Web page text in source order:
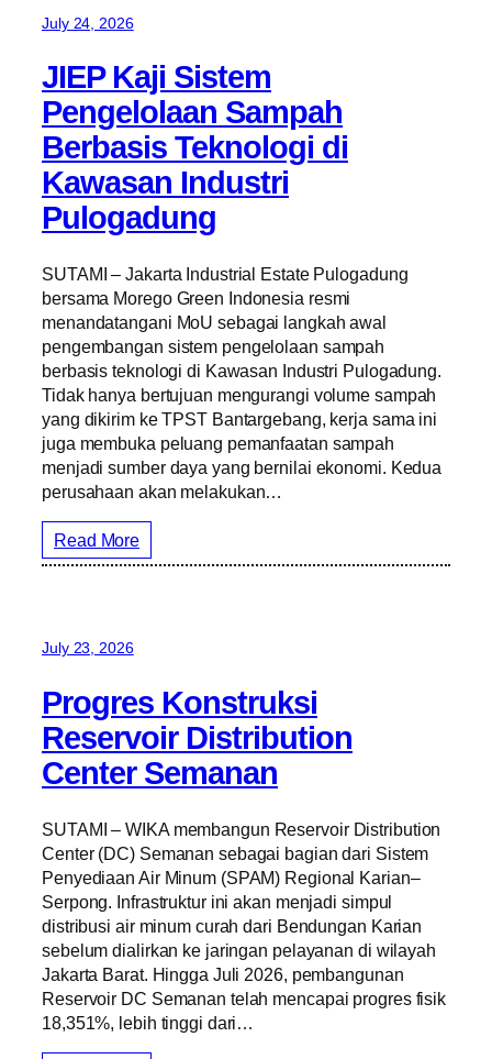
July 24, 2026
JIEP Kaji Sistem
Pengelolaan Sampah
Berbasis Teknologi di
Kawasan Industri
Pulogadung
SUTAMI – Jakarta Industrial Estate Pulogadung
bersama Morego Green Indonesia resmi
menandatangani MoU sebagai langkah awal
pengembangan sistem pengelolaan sampah
berbasis teknologi di Kawasan Industri Pulogadung.
Tidak hanya bertujuan mengurangi volume sampah
yang dikirim ke TPST Bantargebang, kerja sama ini
juga membuka peluang pemanfaatan sampah
menjadi sumber daya yang bernilai ekonomi. Kedua
perusahaan akan melakukan…
Read More
July 23, 2026
Progres Konstruksi
Reservoir Distribution
Center Semanan
SUTAMI – WIKA membangun Reservoir Distribution
Center (DC) Semanan sebagai bagian dari Sistem
Penyediaan Air Minum (SPAM) Regional Karian–
Serpong. Infrastruktur ini akan menjadi simpul
distribusi air minum curah dari Bendungan Karian
sebelum dialirkan ke jaringan pelayanan di wilayah
Jakarta Barat. Hingga Juli 2026, pembangunan
Reservoir DC Semanan telah mencapai progres fisik
18,351%, lebih tinggi dari…